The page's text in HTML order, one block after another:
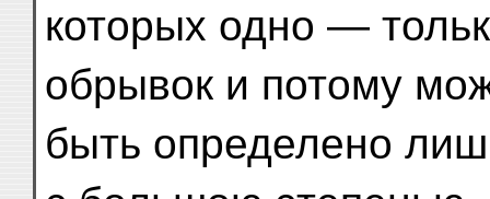
которых одно —
обрывок и потому
быть определено